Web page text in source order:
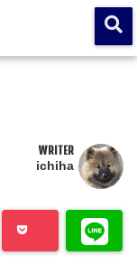
WRITER
ichiha